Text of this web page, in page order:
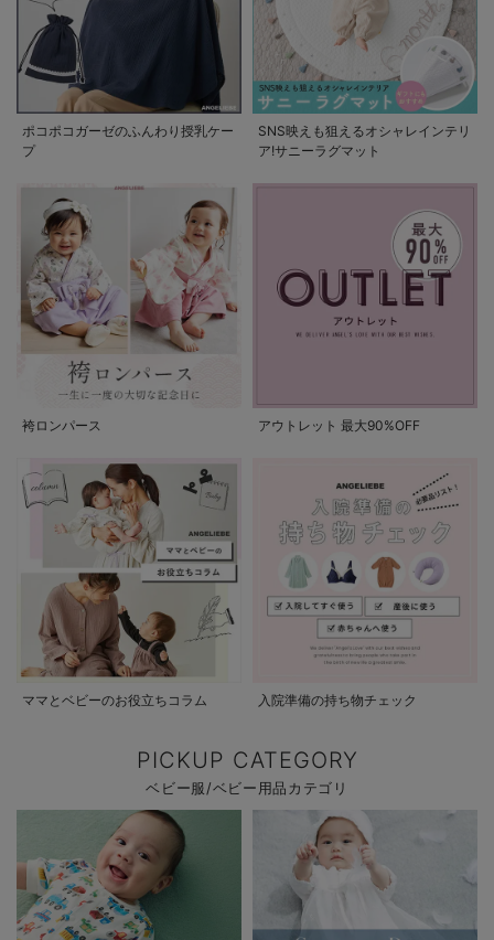
ポコポコガーゼのふんわり授乳ケー
プ
SNS映えも狙えるオシャレインテリ
ア!サニーラグマット
袴ロンパース アウトレット 最大90%OFF
ママとベビーのお役立ちコラム 入院準備の持ち物チェック
PICKUP CATEGORY
ベビー服/ベビー用品カテゴリ